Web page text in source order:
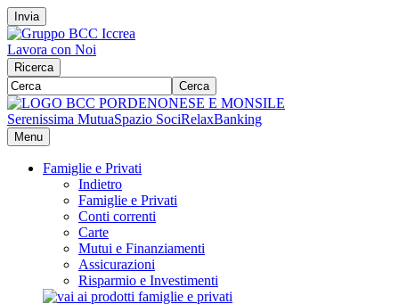
Invia
Lavora con Noi
Ricerca
Cerca
Serenissima MutuaSpazio SociRelaxBanking
Menu
Famiglie e Privati
Indietro
Famiglie e Privati
Conti correnti
Carte
Mutui e Finanziamenti
Assicurazioni
Risparmio e Investimenti